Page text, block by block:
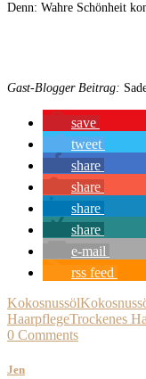
Denn: Wahre Schönheit
Gast-Blogger Beitrag:
save
tweet
share
share
share
share
e-mail
rss feed
Kokosnussöl
HaarpflegeTrockenes
0 Comments
Jen